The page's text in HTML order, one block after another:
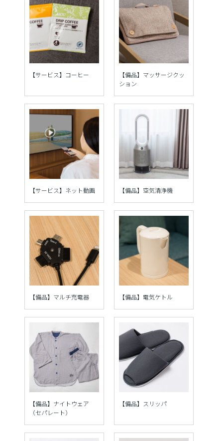
【サービス】コーヒー
【備品】マッサージクッ
ション
【サービス】ネット動画 【備品】空気清浄機
【備品】マルチ充電器 【備品】電気ケトル
【備品】ナイトウェア
（セパレート）
【備品】スリッパ